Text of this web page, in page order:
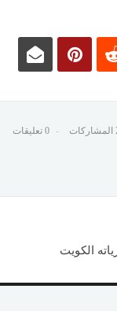
0 تعليقات
الكويت